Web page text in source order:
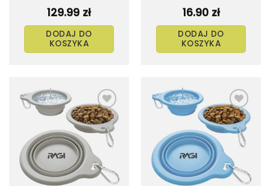
129.99 zł
DODAJ DO
KOSZYKA
16.90 zł
DODAJ DO
KOSZYKA
Dodaj
do
listy
życzeń
Dodaj
do
listy
życzeń